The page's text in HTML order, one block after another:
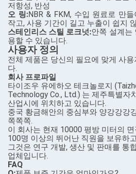
저항성, 반성
오 링:NBR & FKM, 수입 원료로 만
작고, 사용 기간이 길고 누출이 쉽지
스테인리스 스틸 로크넛:안쪽 설계는
용할 수 있습니다.
사용자 정의
전체 제품은 당신의 필요에 맞게 사
다.
회사 프로파일
타이조우 유에하오 테크놀로지
Technology Co., Ltd.) 는 제주특별자
산업시에 위치하고 있습니다.
중국 황금해안의 중심부와 양강강강
쪽쪽쪽.
이 회사는 현재 10000 평방 미터의
100명 이상의 뛰어난 직원을 보유하
그것은 연구 개발, 생산 및 판매를 통
업체입니다.
FAQ